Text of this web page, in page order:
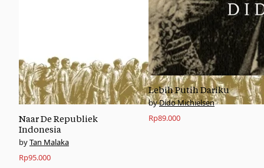
Naar De Republiek
Indonesia
Tan Malaka
Rp95.000
Lebih Putih Dariku
Dido Michielsen
Rp89.000